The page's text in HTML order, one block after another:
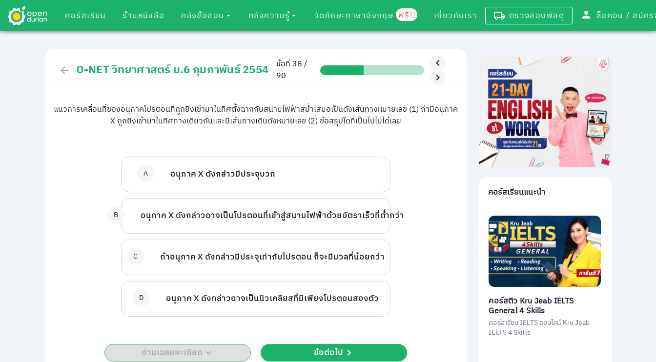
คอร์สเรียน ร้านหนังสือ คลังข้อสอบ คลังความรู้ วัดทักษะภาษาอังกฤษ ฟรี!! เกี่ยวกับเรา ตรวจสอบพัสดุ ล็อคอิน /
O-NET วิทยาศาสตร์ ม.6 กุมภาพันธ์ 2554
ข้อที่ 38 /
90
แนวการเคลื่อนที่ของอนุภาคโปรตอนที่ถูกยิงเข้ามาในทิศตั้งฉากกับสนามไฟฟ้าสม่ำเสมอเป็นดังเส้นทางหมายเลข (1) ถ้ามีอนุภาค
X ถูกยิงเข้ามาในทิศทางเดียวกันและมีเส้นทางเดินดังหมายเลข (2) ข้อสรุปใดที่เป็นไปไม่ได้เลย
A อนุภาค X ดังกล่าวมีประจุบวก
B อนุภาค X ดังกล่าวอาจเป็นโปรตอนที่เข้าสู่สนามไฟฟ้าด้วยอัตราเร็วที่ต่ำกว่า
C ถ้าอนุภาค X ดังกล่าวมีประจุเท่ากับโปรตอน ก็จะมีมวลที่น้อยกว่า
D อนุภาค X ดังกล่าวอาจเป็นนิวเคลียสที่มีเพียงโปรตอนสองตัว
อ่านเฉลยละเอียด ข้อต่อไป
คอร์สเรียนแนะนำ
คอร์สติว Kru Jeab IELTS
General 4 Skills
คอร์สเรียน IELTS ออนไลน์ Kru Jeab
IELTS 4 Skills